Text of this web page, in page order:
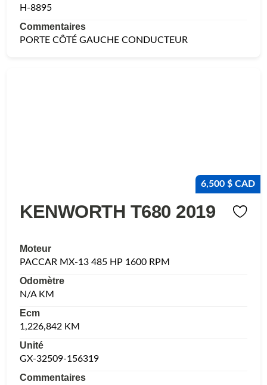
H-8895
Commentaires
PORTE CÔTÉ GAUCHE CONDUCTEUR
6,500 $ CAD
KENWORTH T680 2019
Moteur
PACCAR MX-13 485 HP 1600 RPM
Odomètre
N/A KM
Ecm
1,226,842 KM
Unité
GX-32509-156319
Commentaires